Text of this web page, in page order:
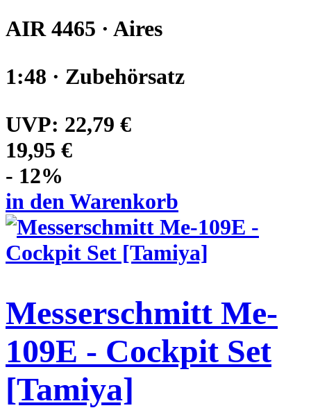
AIR 4465 · Aires
1:48 · Zubehörsatz
UVP: 22,79 €
19,95 €
- 12%
in den Warenkorb
Messerschmitt Me-
109E - Cockpit Set
[Tamiya]